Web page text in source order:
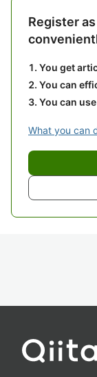
Register
You get
You can
You can
What you can